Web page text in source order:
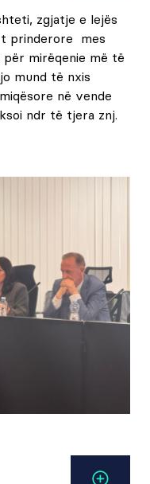
zgjatje e lejës
prinderore mes
mirëqenie më të
mund të nxis
në vende
ndr të tjera znj.